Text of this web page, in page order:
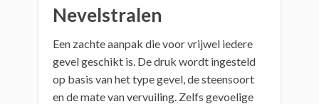
Nevelstralen
Een zachte aanpak die voor vrijwel iedere
gevel geschikt is. De druk wordt ingesteld
op basis van het type gevel, de steensoort
en de mate van vervuiling. Zelfs gevoelige